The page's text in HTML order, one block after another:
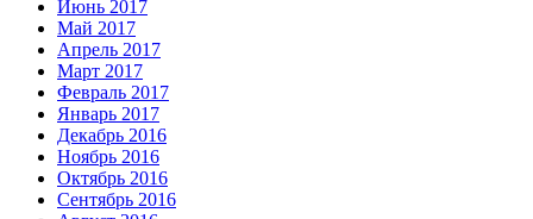
Июнь 2017
Май 2017
Апрель 2017
Март 2017
Февраль 2017
Январь 2017
Декабрь 2016
Ноябрь 2016
Октябрь 2016
Сентябрь 2016